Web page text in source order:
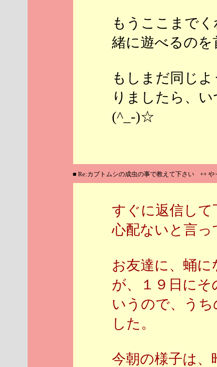
もうここまで
緒に遊べるの
もしまだ同じ
りましたら、
(^_-)☆
■ Re:カブトムシの成虫の事で教えて下さい ++ や
すぐに返信し
心配ないと言
お友達に、蛹
が、１９日に
いうので、う
した。
今朝の様子は、